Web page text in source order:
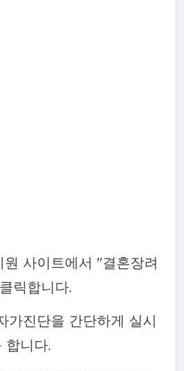
원 사이트에서 "결혼장려
릭합니다.
가진단을 간단하게 실시
합니다.